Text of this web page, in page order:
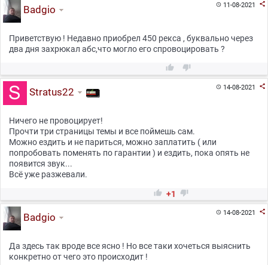
11-08-2021 
Badgio
Приветствую ! Недавно приобрел 450 рекса , буквально через
два дня захрюкал абс,что могло его спровоцировать ?
 
14-08-2021 
Stratus22
Ничего не провоцирует!
Прочти три страницы темы и все поймешь сам.
Можно ездить и не париться, можно заплатить ( или
попробовать поменять по гарантии ) и ездить, пока опять не
появится звук...
Всё уже разжевали.
 +1 
14-08-2021 
Badgio
Да здесь так вроде все ясно ! Но все таки хочеться выяснить
конкретно от чего это происходит !